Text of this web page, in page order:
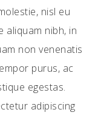
nisl eu
aliquam nibh, in
non venenatis
purus, ac
egestas.
adipiscing